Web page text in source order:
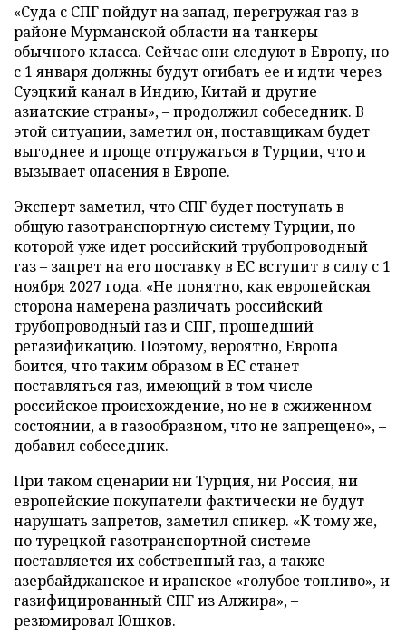
«Суда с СПГ пойдут на запад, перегружая газ в
районе Мурманской области на танкеры
обычного класса. Сейчас они следуют в Европу, но
с 1 января должны будут огибать ее и идти через
Суэцкий канал в Индию, Китай и другие
азиатские страны», – продолжил собеседник. В
этой ситуации, заметил он, поставщикам будет
выгоднее и проще отгружаться в Турции, что и
вызывает опасения в Европе.
Эксперт заметил, что СПГ будет поступать в
общую газотранспортную систему Турции, по
которой уже идет российский трубопроводный
газ – запрет на его поставку в ЕС вступит в силу с 1
ноября 2027 года. «Не понятно, как европейская
сторона намерена различать российский
трубопроводный газ и СПГ, прошедший
регазификацию. Поэтому, вероятно, Европа
боится, что таким образом в ЕС станет
поставляться газ, имеющий в том числе
российское происхождение, но не в сжиженном
состоянии, а в газообразном, что не запрещено», –
добавил собеседник.
При таком сценарии ни Турция, ни Россия, ни
европейские покупатели фактически не будут
нарушать запретов, заметил спикер. «К тому же,
по турецкой газотранспортной системе
поставляется их собственный газ, а также
азербайджанское и иранское «голубое топливо», и
газифицированный СПГ из Алжира», –
резюмировал Юшков.